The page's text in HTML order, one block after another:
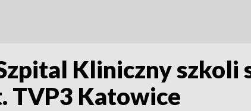
Kliniczny szkoli
TVP3 Katowice